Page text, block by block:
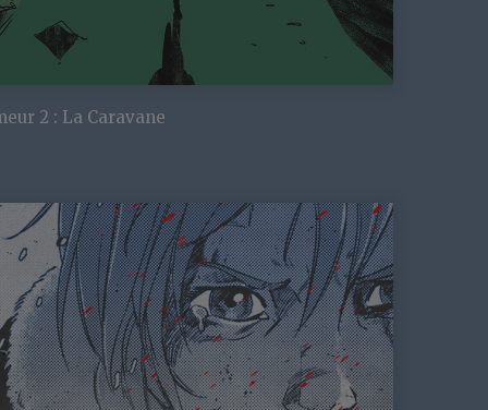
2 : La Caravane